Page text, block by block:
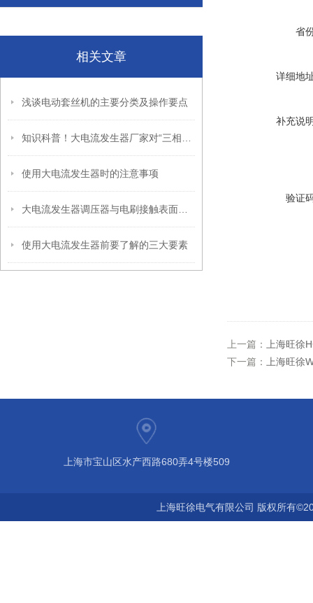
相关文章
浅谈电动套丝机的主要分类及操作要点
使用大电流发生器时的注意事项
使用大电流发生器前要了解的三大要素
省
详细地
补充说
验证
上一篇：
上海旺徐
下一篇：
上海旺徐
上海市宝山区水产西路680弄4号楼509
上海旺徐电气有限公司 版权所有